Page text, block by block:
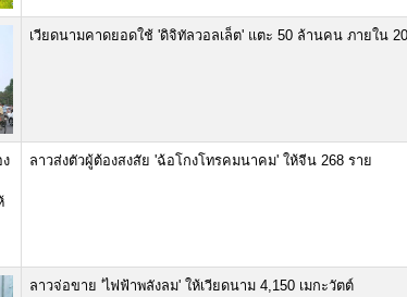
เวียดนามคาดยอดใช้ 'ดิจิทัลวอลเล็ต' แตะ 50 ล้านคน ภายใน
ลาวส่งตัวผู้ต้องสงสัย 'ฉ้อโกงโทรคมนาคม' ให้จีน 268 ราย
ลาวจ่อขาย 'ไฟฟ้าพลังลม' ให้เวียดนาม 4,150 เมกะวัตต์